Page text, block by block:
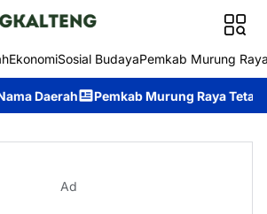
EkonomiSosial BudayaPemkab Murung
Pemkab Murung Raya Tetapkan Status
Ad